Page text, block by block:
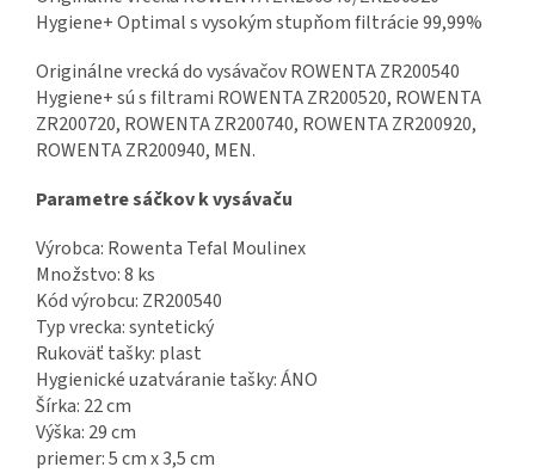
Hygiene+ Optimal s vysokým stupňom filtrácie 99,99%
Originálne vrecká do vysávačov ROWENTA ZR200540
Hygiene+ sú s filtrami ROWENTA ZR200520, ROWENTA
ZR200720, ROWENTA ZR200740, ROWENTA ZR200920,
ROWENTA ZR200940, MEN.
Parametre sáčkov k vysávaču
Výrobca: Rowenta Tefal Moulinex
Množstvo: 8 ks
Kód výrobcu: ZR200540
Typ vrecka: syntetický
Rukoväť tašky: plast
Hygienické uzatváranie tašky: ÁNO
Šírka: 22 cm
Výška: 29 cm
priemer: 5 cm x 3,5 cm